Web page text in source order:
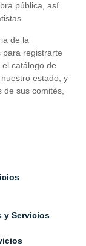
pública, así
de la
para registrarte
catálogo de
estado, y
sus comités,
y Servicios